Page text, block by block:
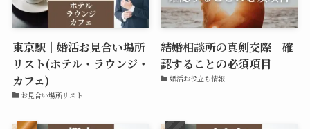
東京駅｜婚活お見合い場所
リスト(ホテル・ラウンジ・
カフェ)
お見合い場所リスト
結婚相談所の真剣交際｜確
認することの必須項目
婚活お役立ち情報